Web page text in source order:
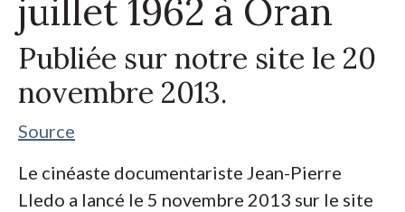
juillet 1962 à Oran
Publiée sur notre site le 20
novembre 2013.
Source
Le cinéaste documentariste Jean-Pierre
Lledo a lancé le 5 novembre 2013 sur le site